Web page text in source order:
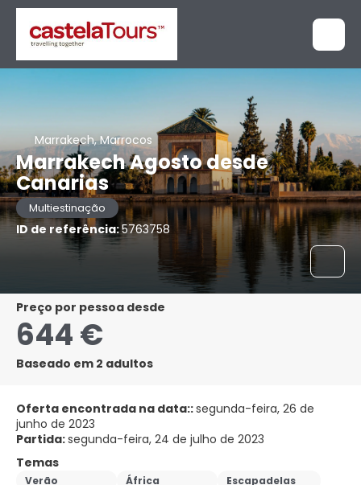
Marrakech, Marrocos
Marrakech Agosto desde
Canarias
Multiestinação
ID de referência:5763758
preço por pessoa desde
644 €
Baseado em 2 adultos
Oferta encontrada na data::segunda-feira, 26 de
junho de 2023
Partida:segunda-feira, 24 de julho de 2023
Temas
Verão África
Escapadelas